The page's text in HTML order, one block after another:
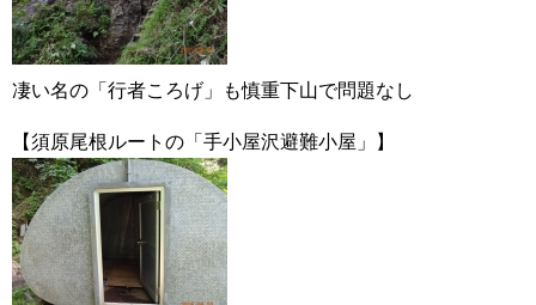
凄い名の「行者ころげ」も慎重下山で問題なし
【須原尾根ルートの「手小屋沢避難小屋」】